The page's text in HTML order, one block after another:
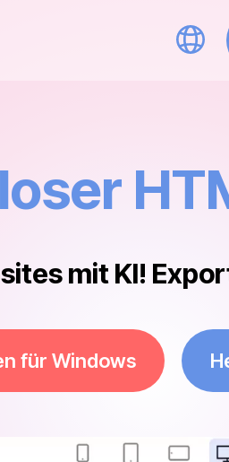
mit KI!
für Windows